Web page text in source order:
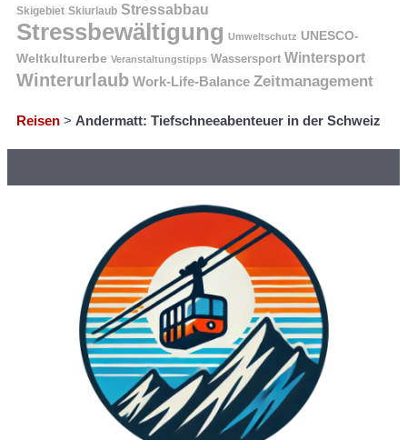
Skigebiet Skiurlaub Stressabbau
Stressbewältigung Umweltschutz UNESCO-
Weltkulturerbe Veranstaltungstipps Wassersport Wintersport
Winterurlaub Work-Life-Balance Zeitmanagement
Reisen > Andermatt: Tiefschneeabenteuer in der Schweiz